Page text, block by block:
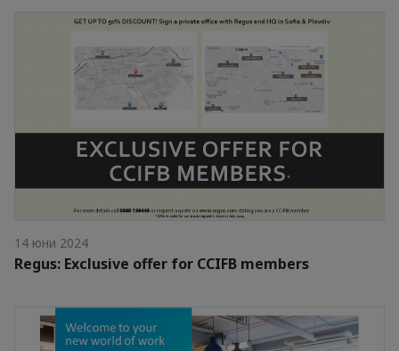
14 юни 2024
Regus: Exclusive offer for CCIFB members